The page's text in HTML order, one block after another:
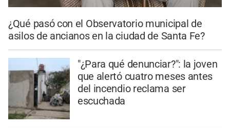
¿Qué pasó con el Observatorio municipal de
asilos de ancianos en la ciudad de Santa Fe?
"¿Para qué denunciar?": la joven
que alertó cuatro meses antes
del incendio reclama ser
escuchada